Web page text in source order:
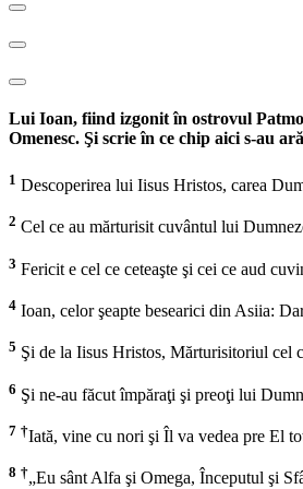
Lui Ioan, fiind izgonit în ostrovul
Omenesc. Şi scrie în ce chip aici s-au
1 Descoperirea lui Iisus Hristos, carea
2 Cel ce au mărturisit cuvântul lui
3 Fericit e cel ce ceteaşte şi cei ce aud
4 Ioan, celor şeapte besearici din Asiia:
5 Şi de la Iisus Hristos, Mărturisitoriul cel
6 Şi ne-au făcut împăraţi şi preoţi lui
7 †Iată, vine cu nori şi Îl va vedea pre El
8 †„Eu sânt Alfa şi Omega, Începutul şi